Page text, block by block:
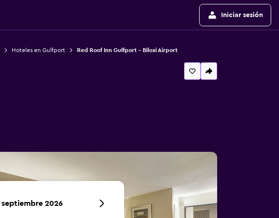
Iniciar sesión
Hoteles en Gulfport Red Roof Inn Gulfport - Biloxi Airport
septiembre 2026